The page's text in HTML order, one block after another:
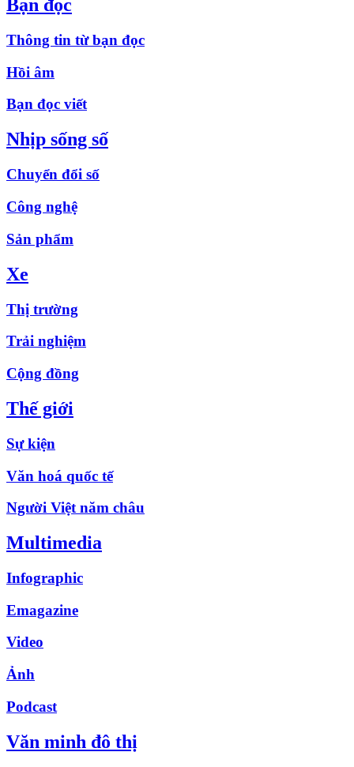
Bạn đọc
Thông tin từ bạn đọc
Hồi âm
Bạn đọc viết
Nhịp sống số
Chuyển đổi số
Công nghệ
Sản phẩm
Xe
Thị trường
Trải nghiệm
Cộng đồng
Thế giới
Sự kiện
Văn hoá quốc tế
Người Việt năm châu
Multimedia
Infographic
Emagazine
Video
Ảnh
Podcast
Văn minh đô thị